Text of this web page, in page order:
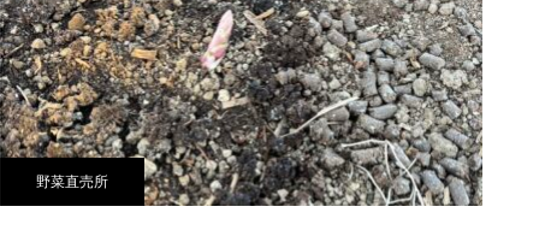
野菜直売所